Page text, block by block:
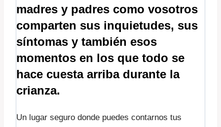
madres y padres como vosotros
comparten sus inquietudes, sus
síntomas y también esos
momentos en los que todo se
hace cuesta arriba durante la
crianza.
Un lugar seguro donde puedes contarnos tus